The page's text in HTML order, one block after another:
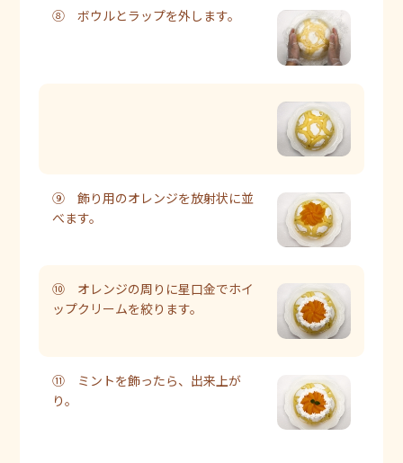
⑧ ボウルとラップを外します。
⑨ 飾り用のオレンジを放射状に並
べます。
⑩ オレンジの周りに星口金でホイ
ップクリームを絞ります。
⑪ ミントを飾ったら、出来上が
り。